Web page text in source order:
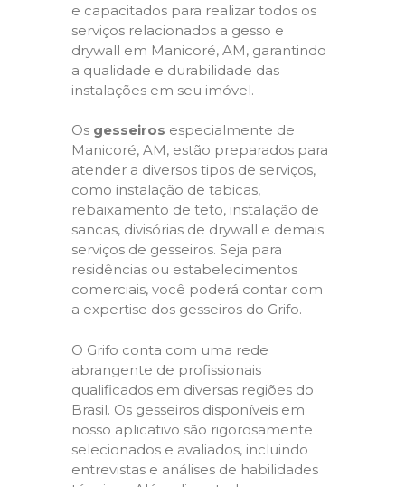
e capacitados para realizar todos os
serviços relacionados a gesso e
drywall em Manicoré, AM, garantindo
a qualidade e durabilidade das
instalações em seu imóvel.
Os gesseiros especialmente de
Manicoré, AM, estão preparados para
atender a diversos tipos de serviços,
como instalação de tabicas,
rebaixamento de teto, instalação de
sancas, divisórias de drywall e demais
serviços de gesseiros. Seja para
residências ou estabelecimentos
comerciais, você poderá contar com
a expertise dos gesseiros do Grifo.
O Grifo conta com uma rede
abrangente de profissionais
qualificados em diversas regiões do
Brasil. Os gesseiros disponíveis em
nosso aplicativo são rigorosamente
selecionados e avaliados, incluindo
entrevistas e análises de habilidades